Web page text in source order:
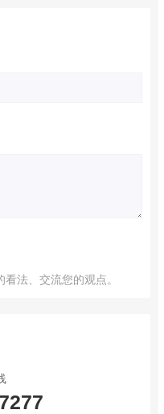
法、交流您的观点。